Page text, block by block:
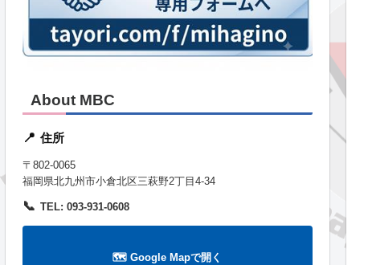
About MBC
📍 住所
〒802-0065
福岡県北九州市小倉北区三萩野2丁目4-34
📞 TEL: 093-931-0608
🗺️ Google Mapで開く